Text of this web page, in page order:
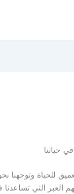
حياتنا
للحياة وتوجهنا
العبر التي